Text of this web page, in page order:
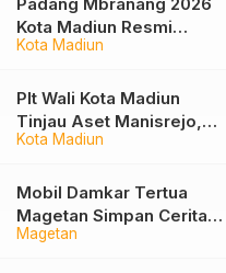
Kota Madiun
Kota Madiun Resmi
Digelar, Festival Video
Dongkrak Ekonomi
Kreatif
Kota Madiun
Plt Wali Kota Madiun
Tinjau Aset Manisrejo,
Terminal Tipe C dan
Dimaksimalkan untuk
Masyarakat
Magetan
Mobil Damkar Tertua
Magetan Simpan Cerita
Unik, Setiap Dicuci